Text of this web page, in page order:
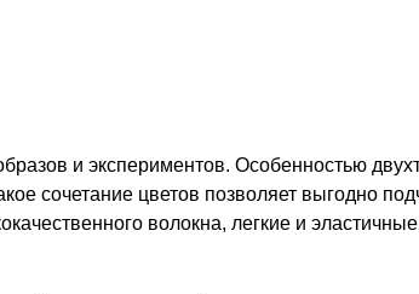
и экспериментов. Особенностью
сочетание цветов позволяет выгодно
волокна, легкие и